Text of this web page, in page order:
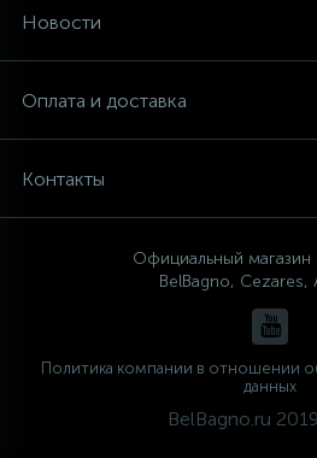
Новости
Оплата и доставка
Контакты
Официальный магазин
BelBagno, Cezares,
Политика компании в отношении
данных
BelBagno.ru